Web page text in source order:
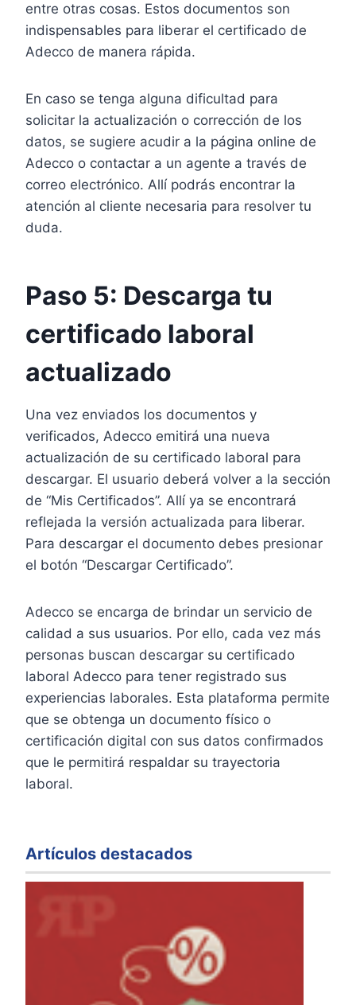
entre otras cosas. Estos documentos son
indispensables para liberar el certificado de
Adecco de manera rápida.
En caso se tenga alguna dificultad para
solicitar la actualización o corrección de los
datos, se sugiere acudir a la página online de
Adecco o contactar a un agente a través de
correo electrónico. Allí podrás encontrar la
atención al cliente necesaria para resolver tu
duda.
Paso 5: Descarga tu
certificado laboral
actualizado
Una vez enviados los documentos y
verificados, Adecco emitirá una nueva
actualización de su certificado laboral para
descargar. El usuario deberá volver a la sección
de “Mis Certificados”. Allí ya se encontrará
reflejada la versión actualizada para liberar.
Para descargar el documento debes presionar
el botón “Descargar Certificado”.
Adecco se encarga de brindar un servicio de
calidad a sus usuarios. Por ello, cada vez más
personas buscan descargar su certificado
laboral Adecco para tener registrado sus
experiencias laborales. Esta plataforma permite
que se obtenga un documento físico o
certificación digital con sus datos confirmados
que le permitirá respaldar su trayectoria
laboral.
Artículos destacados